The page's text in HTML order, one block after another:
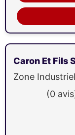
Caron Et Fils
Zone
(0